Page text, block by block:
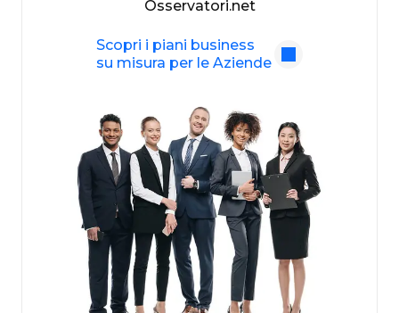
Osservatori.net
Scopri i piani business
su misura per le Aziende